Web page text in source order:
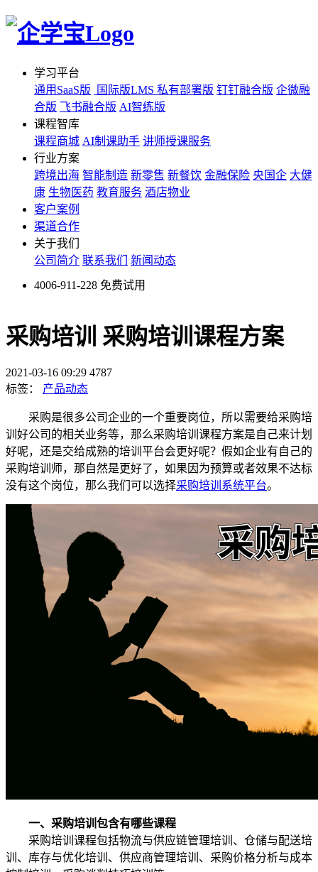
学习平台
通用SaaS版
国际版LMS 私有部署版 钉钉融合版 企微融
合版 飞书融合版 AI智练版
课程智库
课程商城 AI制课助手 讲师授课服务
行业方案
跨境出海 智能制造 新零售 新餐饮 金融保险 央国企 大健
康 生物医药 教育服务 酒店物业
客户案例
渠道合作
关于我们
公司简介 联系我们 新闻动态
4006-911-228 免费试用
采购培训 采购培训课程方案
2021-03-16 09:29 4787
标签：
产品动态
采购是很多公司企业的一个重要岗位，所以需要给采购培
训好公司的相关业务等，那么采购培训课程方案是自己来计划
好呢，还是交给成熟的培训平台会更好呢？假如企业有自己的
采购培训师，那自然是更好了，如果因为预算或者效果不达标
没有这个岗位，那么我们可以选择采购培训系统平台。
一、采购培训包含有哪些课程
采购培训课程包括物流与供应链管理培训、仓储与配送培
训、库存与优化培训、供应商管理培训、采购价格分析与成本